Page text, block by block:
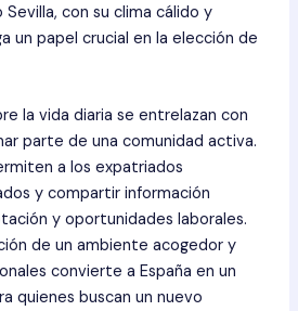
con su clima cálido y
un papel crucial en la elección de
la vida diaria se entrelazan con
parte de una comunidad activa.
a los expatriados
y compartir información
y oportunidades laborales.
de un ambiente acogedor y
convierte a España en un
quienes buscan un nuevo